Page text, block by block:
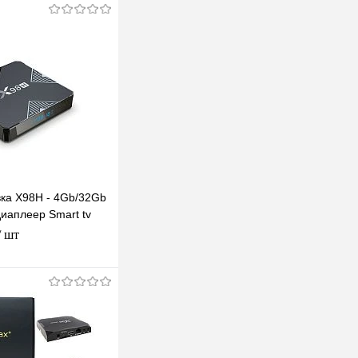
X98H - 4Gb/32Gb
Smart tv
4K
шт
К сравнению